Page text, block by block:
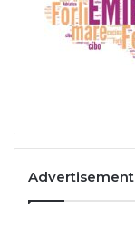
Advertisement